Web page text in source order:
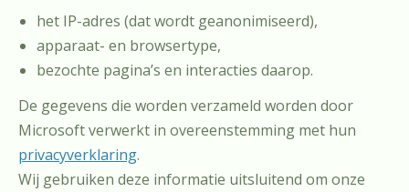
het IP-adres (dat wordt geanonimiseerd),
apparaat- en browsertype,
bezochte pagina’s en interacties daarop.
De gegevens die worden verzameld worden door
Microsoft verwerkt in overeenstemming met hun
privacyverklaring.
Wij gebruiken deze informatie uitsluitend om onze